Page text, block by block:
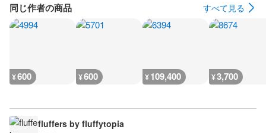
同じ作者の商品 すべて見る
¥600 ¥600 ¥109,400 ¥3,700
fluffers by fluffytopia